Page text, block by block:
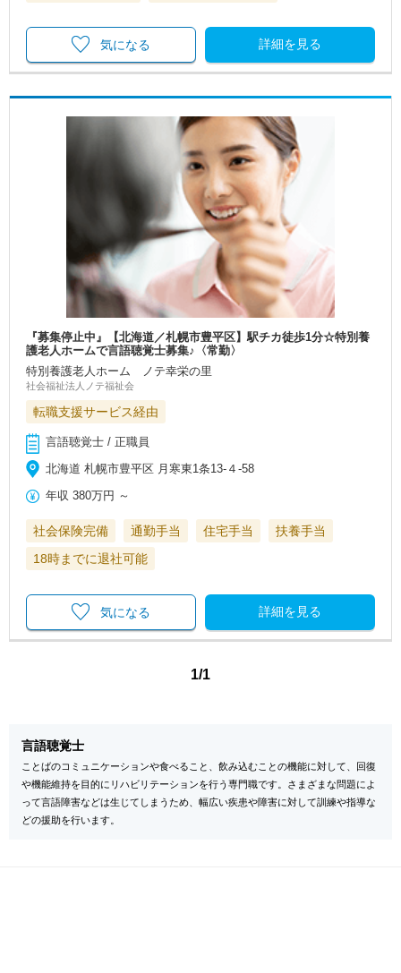
詳細を見る
気になる
『募集停止中』【北海道／札幌市豊平区】駅チカ徒歩1分☆特別養
護老人ホームで言語聴覚士募集♪〈常勤〉
特別養護老人ホーム ノテ幸栄の里
社会福祉法人ノテ福祉会
転職支援サービス経由
言語聴覚士 / 正職員
北海道 札幌市豊平区 月寒東1条13-４-58
年収 380万円 ～
社会保険完備 通勤手当 住宅手当
扶養手当
18時までに退社可能
詳細を見る
気になる
1/1
言語聴覚士
ことばのコミュニケーションや食べること、飲み込むことの機能に対して、回復
や機能維持を目的にリハビリテーションを行う専門職です。さまざまな問題によ
って言語障害などは生じてしまうため、幅広い疾患や障害に対して訓練や指導な
どの援助を行います。